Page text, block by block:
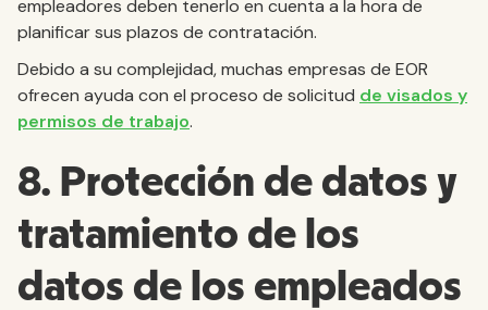
empleadores deben tenerlo en cuenta a la hora de
planificar sus plazos de contratación.
Debido a su complejidad, muchas empresas de EOR
ofrecen ayuda con el proceso de solicitud de visados y
permisos de trabajo.
8. Protección de datos y
tratamiento de los
datos de los empleados